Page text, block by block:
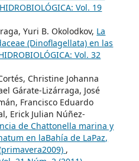
HIDROBIOLÓGICA: Vol. 19
Yuri B. Okolodkov, La
(Dinoflagellata) en las
Vol. 32
Christine Johanna
Gárate-Lizárraga, José
Francisco Eduardo
Erick Julian Núñez-
de Chattonella marina y
en laBahía de LaPaz,
,